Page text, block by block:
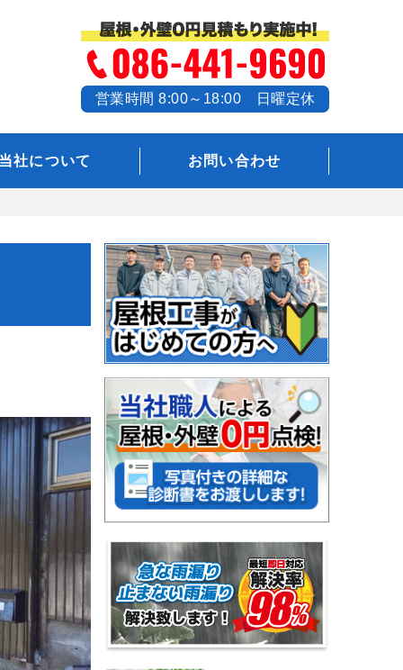
営業時間 8:00～18:00 日曜定休
社について お問い合わせ